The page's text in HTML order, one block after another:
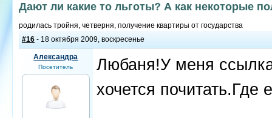
Дают ли какие то льготы? А как некоторые
родилась тройня, четверня, получение квартиры от государства
#16 - 18 октября 2009, воскресенье
Александра
Посетитель
Любаня!У меня
хочется